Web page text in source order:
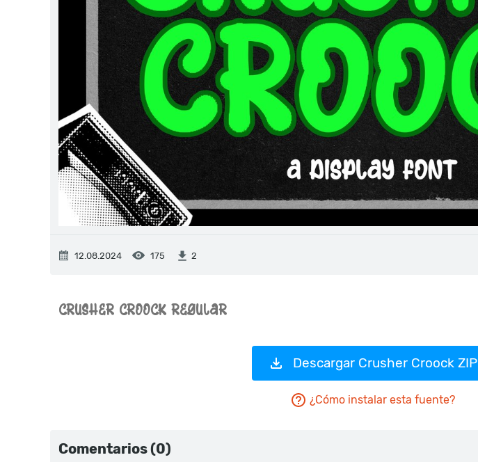
12.08.2024 175 2
Descargar Crusher Croock ZIP
¿Cómo instalar esta fuente?
Comentarios (0)